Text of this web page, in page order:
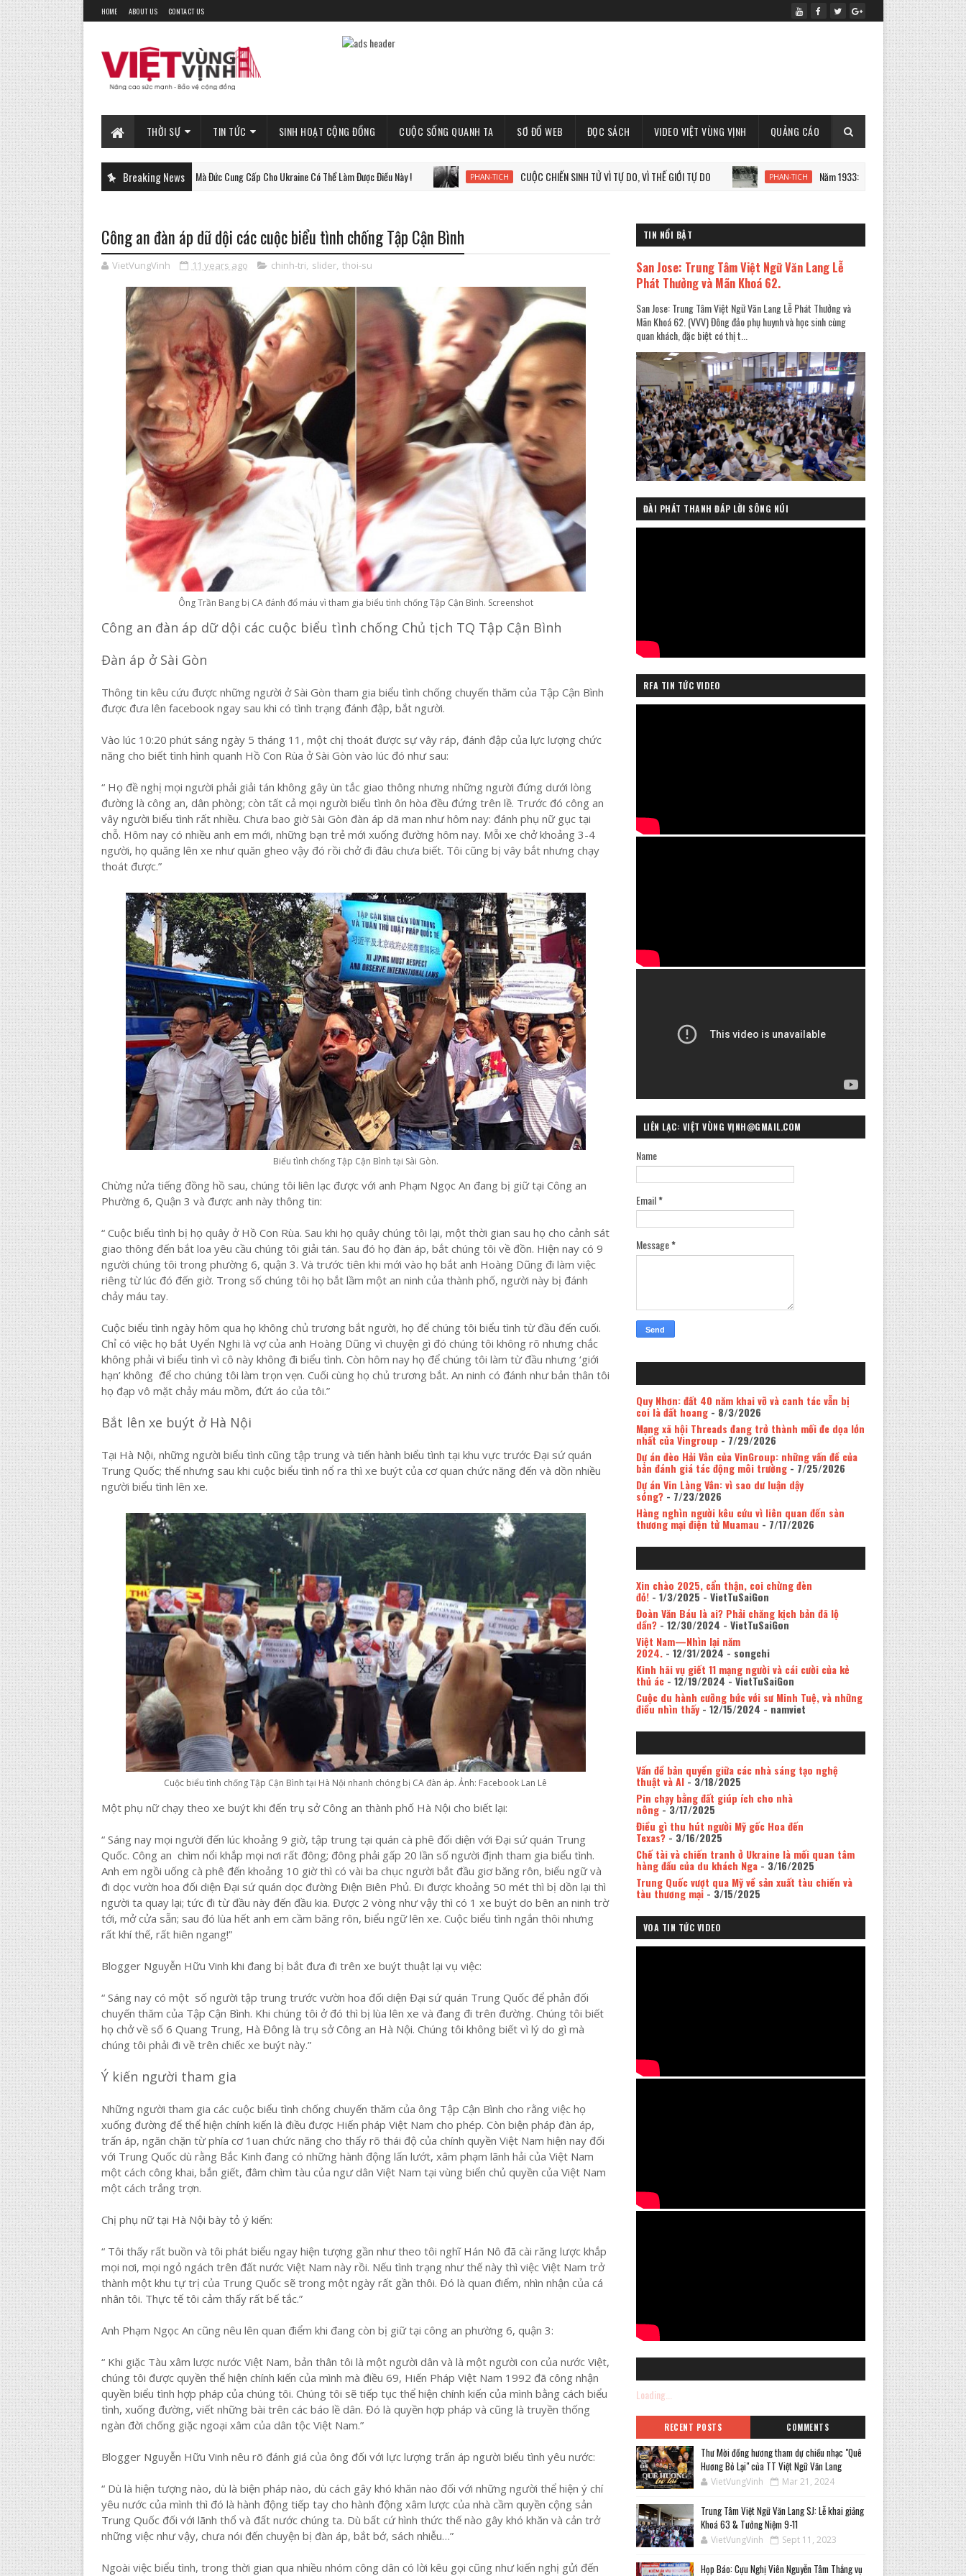
HOME ABOUT US CONTACT US
THỜI SỰ TIN TỨC SINH HOẠT CỘNG ĐỒNG CUỘC SỐNG QUANH TA SƠ ĐỒ WEB ĐỌC SÁCH VIDEO VIỆT VÙNG VỊNH QUẢNG CÁO
Breaking News
PHAN-TICH Xe Tăng Gepard Mà Đức Cung Cấp Cho Ukraine Có Thể Làm Được Điều Này ! PHAN-TICH CUỘC CHIẾN SINH TỬ VÌ TỰ DO, VÌ THẾ GIỚI TỰ DO PHAN-TICH Năm 1933: Staline tàn sát 7 triệu người Ukraine
Công an đàn áp dữ dội các cuộc biểu tình chống Tập Cận Bình
VietVungVinh 11 years ago chinh-tri, slider, thoi-su
Ông Trần Bang bị CA đánh đổ máu vì tham gia biểu tình chống Tập Cận Bình. Screenshot
Công an đàn áp dữ dội các cuộc biểu tình chống Chủ tịch TQ Tập Cận Bình
Đàn áp ở Sài Gòn
Thông tin kêu cứu được những người ở Sài Gòn tham gia biểu tình chống chuyến thăm của Tập Cận Bình
được đưa lên facebook ngay sau khi có tình trạng đánh đập, bắt người.
Vào lúc 10:20 phút sáng ngày 5 tháng 11, một chị thoát được sự vây ráp, đánh đập của lực lượng chức
năng cho biết tình hình quanh Hồ Con Rùa ở Sài Gòn vào lúc đó như sau:
“ Họ đề nghị mọi người phải giải tán không gây ùn tắc giao thông nhưng những người đứng dưới lòng
đường là công an, dân phòng; còn tất cả mọi người biểu tình ôn hòa đều đứng trên lề. Trước đó công an
vây người biểu tình rất nhiều. Chưa bao giờ Sài Gòn đàn áp dã man như hôm nay: đánh phụ nữ gục tại
chỗ. Hôm nay có nhiều anh em mới, những bạn trẻ mới xuống đường hôm nay. Mỗi xe chở khoảng 3-4
người, họ quăng lên xe như quăn gheo vậy đó rồi chở đi đâu chưa biết. Tôi cũng bị vây bắt nhưng chạy
thoát được.”
Biểu tình chống Tập Cận Bình tại Sài Gòn.
Chừng nửa tiếng đồng hồ sau, chúng tôi liên lạc được với anh Phạm Ngọc An đang bị giữ tại Công an
Phường 6, Quận 3 và được anh này thông tin:
“ Cuộc biểu tình bị họ quây ở Hồ Con Rùa. Sau khi họ quây chúng tôi lại, một thời gian sau họ cho cảnh sát
giao thông đến bắt loa yêu cầu chúng tôi giải tán. Sau đó họ đàn áp, bắt chúng tôi về đồn. Hiện nay có 9
người chúng tôi trong phường 6, quận 3. Và trước tiên khi mới vào họ bắt anh Hoàng Dũng đi làm việc
riêng từ lúc đó đến giờ. Trong số chúng tôi họ bắt lầm một an ninh của thành phố, người này bị đánh
chảy máu tay.
Cuộc biểu tình ngày hôm qua họ không chủ trương bắt người, họ để chúng tôi biểu tình từ đầu đến cuối.
Chỉ có việc họ bắt Uyển Nghi là vợ của anh Hoàng Dũng vì chuyện gì đó chúng tôi không rõ nhưng chắc
không phải vì biểu tình vì cô này không đi biểu tình. Còn hôm nay họ để chúng tôi làm từ đầu nhưng ‘giới
hạn’ không để cho chúng tôi làm trọn vẹn. Cuối cùng họ chủ trương bắt. An ninh có đánh như bản thân tôi
họ đạp vô mặt chảy máu mồm, đứt áo của tôi.”
Bắt lên xe buýt ở Hà Nội
Tại Hà Nội, những người biểu tình cũng tập trung và tiến hành biểu tình tại khu vực trước Đại sứ quán
Trung Quốc; thế nhưng sau khi cuộc biểu tình nổ ra thì xe buýt của cơ quan chức năng đến và dồn nhiều
người biểu tình lên xe.
Cuộc biểu tình chống Tập Cận Bình tại Hà Nội nhanh chóng bị CA đàn áp. Ảnh: Facebook Lan Lê
Một phụ nữ chạy theo xe buýt khi đến trụ sở Công an thành phố Hà Nội cho biết lại:
“ Sáng nay mọi người đến lúc khoảng 9 giờ, tập trung tại quán cà phê đối diện với Đại sứ quán Trung
Quốc. Công an chìm nổi khắp mọi nơi rất đông; đông phải gấp 20 lần số người định tham gia biểu tình.
Anh em ngồi uống cà phê đến khoảng 10 giờ thì có vài ba chục người bắt đầu giơ băng rôn, biểu ngữ và
đi dọc vườn hoa đối diện Đại sứ quán dọc đường Điện Biên Phủ. Đi được khoảng 50 mét thì bị dồn lại thì
người ta quay lại; tức đi từ đầu này đến đầu kia. Được 2 vòng như vậy thì có 1 xe buýt do bên an ninh trờ
tới, mở cửa sẵn; sau đó lùa hết anh em cầm băng rôn, biểu ngữ lên xe. Cuộc biểu tình ngắn thôi nhưng
rất khí thế, rất hiên ngang!”
Blogger Nguyễn Hữu Vinh khi đang bị bắt đưa đi trên xe buýt thuật lại vụ việc:
“ Sáng nay có một số người tập trung trước vườn hoa đối diện Đại sứ quán Trung Quốc để phản đối
chuyến thăm của Tập Cận Bình. Khi chúng tôi ở đó thì bị lùa lên xe và đang đi trên đường. Chúng tôi biết
họ chở về số 6 Quang Trung, Hà Đông là trụ sở Công an Hà Nội. Chúng tôi không biết vì lý do gì mà
chúng tôi phải đi về trên chiếc xe buýt này.”
Ý kiến người tham gia
Những người tham gia các cuộc biểu tình chống chuyến thăm của ông Tập Cận Bình cho rằng việc họ
xuống đường để thể hiện chính kiến là điều được Hiến pháp Việt Nam cho phép. Còn biện pháp đàn áp,
trấn áp, ngăn chặn từ phía cơ 1uan chức năng cho thấy rõ thái độ của chính quyền Việt Nam hiện nay đối
với Trung Quốc dù rằng Bắc Kinh đang có những hành động lấn lướt, xâm phạm lãnh hải của Việt Nam
một cách công khai, bắn giết, đâm chìm tàu của ngư dân Việt Nam tại vùng biển chủ quyền của Việt Nam
một cách trắng trợn.
Chị phụ nữ tại Hà Nội bày tỏ ý kiến:
“ Tôi thấy rất buồn và tôi phát biểu ngay hiện tượng gần như theo tôi nghĩ Hán Nô đã cài răng lược khắp
mọi nơi, mọi ngỏ ngách trên đất nước Việt Nam này rồi. Nếu tình trạng như thế này thì việc Việt Nam trở
thành một khu tự trị của Trung Quốc sẽ trong một ngày rất gần thôi. Đó là quan điểm, nhìn nhận của cá
nhân tôi. Thực tế tôi cảm thấy rất bế tắc.”
Anh Phạm Ngọc An cũng nêu lên quan điểm khi đang còn bị giữ tại công an phường 6, quận 3:
“ Khi giặc Tàu xâm lược nước Việt Nam, bản thân tôi là một người dân và là một người con của nước Việt,
chúng tôi được quyền thể hiện chính kiến của mình mà điều 69, Hiến Pháp Việt Nam 1992 đã công nhận
quyền biểu tình hợp pháp của chúng tôi. Chúng tôi sẽ tiếp tục thể hiện chính kiến của mình bằng cách biểu
tình, xuống đường, viết những bài trên các báo lề dân. Đó là quyền hợp pháp và cũng là truyền thống
ngàn đời chống giặc ngoại xâm của dân tộc Việt Nam.”
Blogger Nguyễn Hữu Vinh nêu rõ đánh giá của ông đối với lực lượng trấn áp người biểu tình yêu nước:
“ Dù là hiện tượng nào, dù là biện pháp nào, dù cách gây khó khăn nào đối với những người thể hiện ý chí
yêu nước của mình thì đó là hành động tiếp tay cho hành động xâm lược của nhà cầm quyền cộng sản
Trung Quốc đối với lãnh thổ và đất nước chúng ta. Dù bất cứ hình thức thế nào gây khó khăn và cản trở
những việc như vậy, chưa nói đến chuyện bị đàn áp, bắt bớ, sách nhiễu…”
Ngoài việc biểu tình, trong thời gian qua nhiều nhóm công dân có lời kêu gọi cũng như kiến nghị gửi đến
TIN NỔI BẬT
San Jose: Trung Tâm Việt Ngữ Văn Lang Lễ
Phát Thưởng và Mãn Khoá 62.
San Jose: Trung Tâm Việt Ngữ Văn Lang Lễ Phát Thưởng và
Mãn Khoá 62. (VVV) Đông đảo phụ huynh và học sinh cùng
quan khách, đặc biệt có thị t...
ĐÀI PHÁT THANH ĐÁP LỜI SÔNG NÚI
RFA TIN TỨC VIDEO
LIÊN LẠC: VIỆT VÙNG VỊNH@GMAIL.COM
Name
Email*
Message*
Quy Nhơn: đất 40 năm khai vỡ và canh tác vẫn bị
coi là đất hoang- 8/3/2026
Mạng xã hội Threads đang trở thành mối đe dọa lớn
nhất của Vingroup - 7/29/2026
Dự án đèo Hải Vân của VinGroup: những vấn đề của
bản đánh giá tác động môi trường- 7/25/2026
Dự án Vin Làng Vân: vì sao dư luận dậy
sóng?- 7/23/2026
Hàng nghìn người kêu cứu vì liên quan đến sàn
thương mại điện tử Muamau - 7/17/2026
Xin chào 2025, cẩn thận, coi chừng đèn
đỏ!- 1/3/2025 - VietTuSaiGon
Đoàn Văn Báu là ai? Phải chăng kịch bản đã lộ
dần?- 12/30/2024 - VietTuSaiGon
Việt Nam—Nhìn lại năm
2024.- 12/31/2024 - songchi
Kinh hãi vụ giết 11 mạng người và cái cười của kẻ
thủ ác- 12/19/2024 - VietTuSaiGon
Cuộc du hành cưỡng bức với sư Minh Tuệ, và những
điều nhìn thấy- 12/15/2024 - namviet
Vấn đề bản quyền giữa các nhà sáng tạo nghệ
thuật và AI- 3/18/2025
Pin chạy bằng đất giúp ích cho nhà
nông- 3/17/2025
Điều gì thu hút người Mỹ gốc Hoa đến
Texas?- 3/16/2025
Chế tài và chiến tranh ở Ukraine là mối quan tâm
hàng đầu của du khách Nga- 3/16/2025
Trung Quốc vượt qua Mỹ về sản xuất tàu chiến và
tàu thương mại- 3/15/2025
VOA TIN TỨC VIDEO
Loading...
RECENT POSTS COMMENTS
Thư Mời đồng hương tham dự chiều nhạc "Quê
Hương Bỏ Lại" của TT Việt Ngữ Văn Lang
VietVungVinh Mar 21, 2024
Trung Tâm Việt Ngữ Văn Lang SJ: Lễ khai giảng
Khoá 63 & Tưởng Niệm 9-11
VietVungVinh Sept 11, 2023
Họp Báo: Cựu Nghị Viên Nguyễn Tâm Thắng vụ